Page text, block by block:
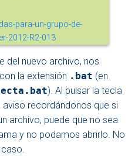
del nuevo archivo, nos
la extensión .bat (en
). Al pulsar la tecla
aviso recordándonos que si
archivo, puede que no sea
y no podamos abrirlo. No